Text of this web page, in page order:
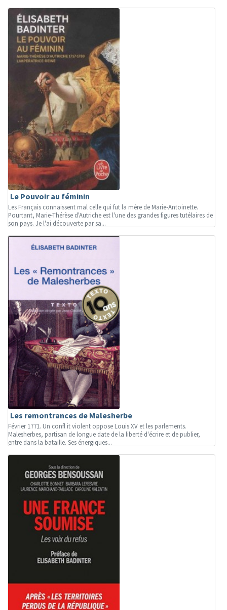
Le Pouvoir au féminin
Les Français connaissent mal celle qui fut la mère de Marie-Antoinette.
Pourtant, Marie-Thérèse d'Autriche est l'une des grandes figures tutélaires de
son pays. Je l'ai découverte par sa...
Les remontrances de Malesherbe
Février 1771. Un confl it violent oppose Louis XV et les parlements.
Malesherbes, partisan de longue date de la liberté d'écrire et de publier,
entre dans la bataille. Ses énergiques...